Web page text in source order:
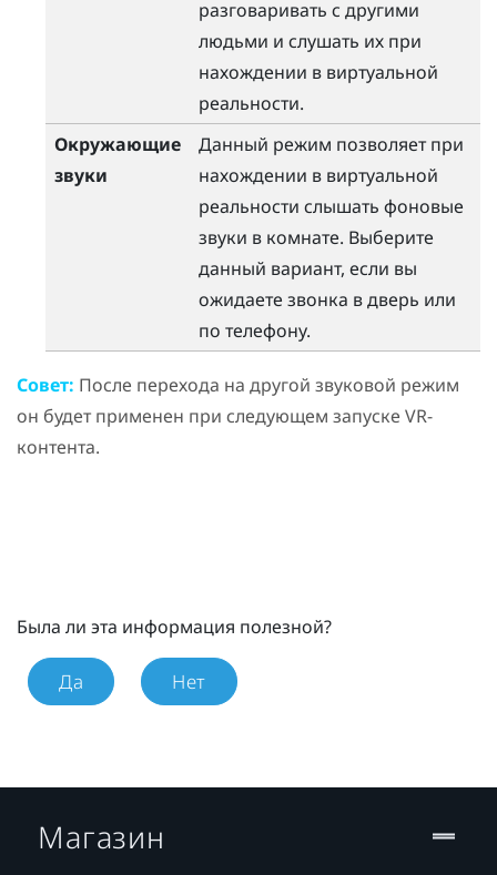
разговаривать с другими
людьми и слушать их при
нахождении в виртуальной
реальности.
Окружающие
звуки
Данный режим позволяет при
нахождении в виртуальной
реальности слышать фоновые
звуки в комнате. Выберите
данный вариант, если вы
ожидаете звонка в дверь или
по телефону.
Совет: После перехода на другой звуковой режим
он будет применен при следующем запуске VR-
контента.
Была ли эта информация полезной?
Да Нет
Магазин